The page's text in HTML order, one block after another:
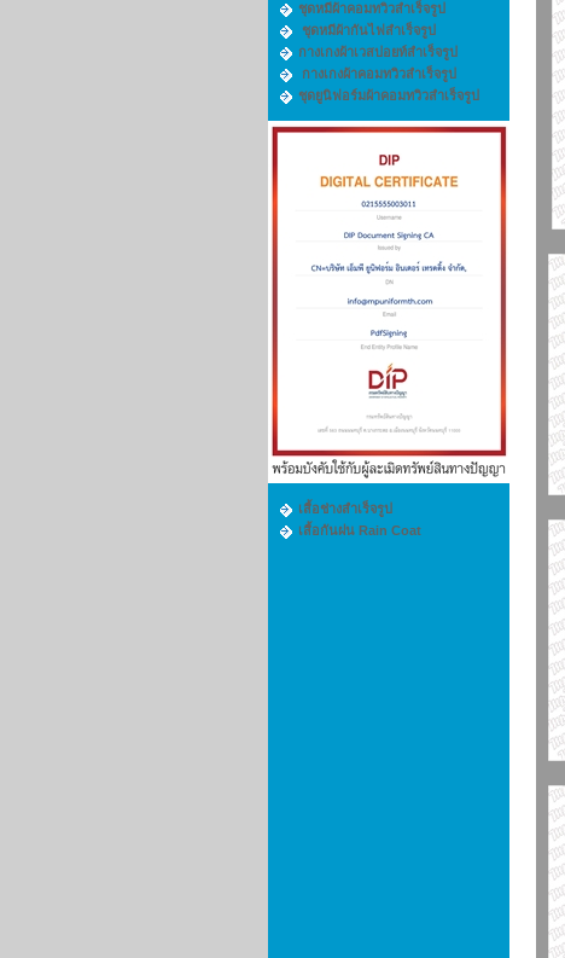
ชุดหมีผ้าคอมทวิวสำเร็จรูป
ชุดหมีผ้ากันไฟสำเร็จรูป
กางเกงผ้าเวสปอยท์สำเร็จรูป
กางเกงผ้าคอมทวิวสำเร็จรูป
ชุดยูนิฟอร์มผ้าคอมทวิวสำเร็จรูป
เสื้อช่างสำเร็จรูป
เสื้อกันฝน Rain Coat